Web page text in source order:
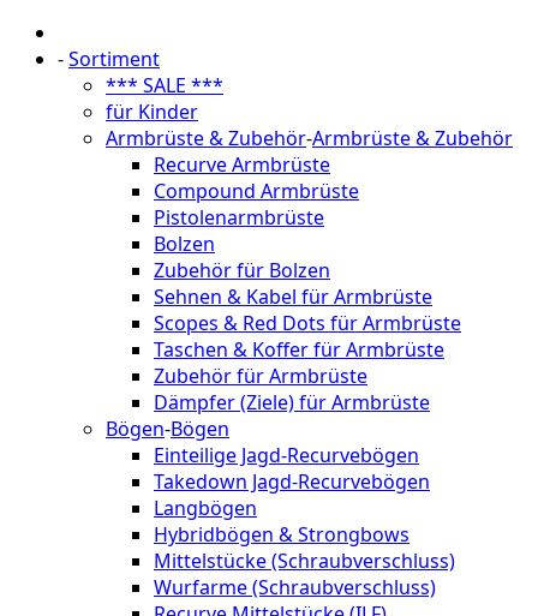
-Sortiment
*** SALE ***
für Kinder
Armbrüste & Zubehör-Armbrüste & Zubehör
Recurve Armbrüste
Compound Armbrüste
Pistolenarmbrüste
Bolzen
Zubehör für Bolzen
Sehnen & Kabel für Armbrüste
Scopes & Red Dots für Armbrüste
Taschen & Koffer für Armbrüste
Zubehör für Armbrüste
Dämpfer (Ziele) für Armbrüste
Bögen-Bögen
Einteilige Jagd-Recurvebögen
Takedown Jagd-Recurvebögen
Langbögen
Hybridbögen & Strongbows
Mittelstücke (Schraubverschluss)
Wurfarme (Schraubverschluss)